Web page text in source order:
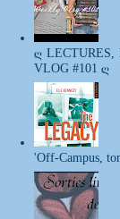
ღ LECTURES,
VLOG #101 ღ
'Off-Campus,